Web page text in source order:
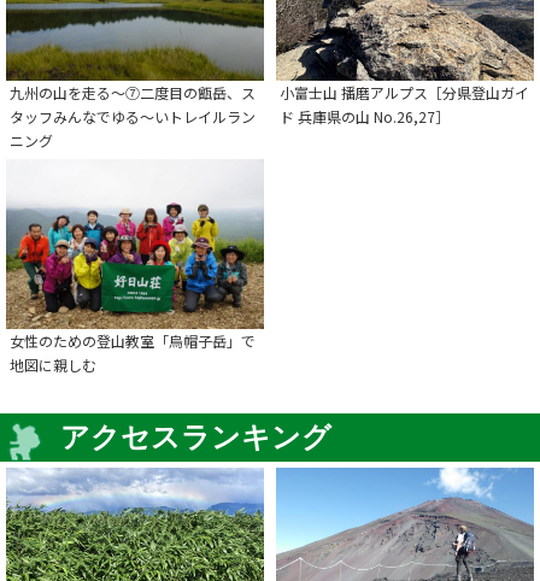
九州の山を走る～⑦二度目の甑岳、ス
タッフみんなでゆる～いトレイルラン
ニング
小富士山 播磨アルプス［分県登山ガイ
ド 兵庫県の山 No.26,27］
女性のための登山教室「烏帽子岳」で
地図に親しむ
アクセスランキング